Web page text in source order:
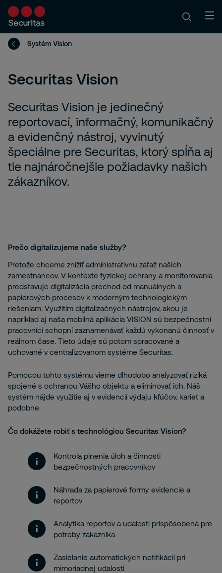
Systém Vision
Securitas Vision
Securitas Vision je jedinečný
reportovací, informačný, komunikačný
a evidenčný nástroj, vyvinutý
špeciálne pre Securitas, ktorý spĺňa aj
tie najnáročnejšie požiadavky našich
zákazníkov.
Prečo digitalizujeme naše služby?
Pretože chceme znížiť administratívnu záťaž našich
zamestnancov. V kontexte fyzickej ochrany a monitorovania
predstavuje digitalizácia prechod od manuálnych a
papierových procesov k moderným technologickým
riešeniam. Využitím digitalizačných nástrojov, akou je
napríklad aj naša mobilná aplikácia VISION sú bezpečnostní
pracovníci schopní zaznamenávať každú vykonanú činnosť v
reálnom čase. Tieto údaje sú potom spracované a
uchované v centralizovanom systéme Securitas.
Pomocou tohto systému vieme dlhodobo analyzovať riziká
spojené s ochranou Vášho objektu a eliminovať ich. Náš
systém nájde využitie aj v evidencií výdaju kľúčov, kariet a
podobne.
Čo dokážete robiť s technológiou Securitas Vision?
Kontrola plnenia úloh a činnosti
bezpečnostných pracovníkov
Náhrada za papierové formy evidencie a
reportov
Analytika reportov a udalostí prispôsobená pre
potreby zákazníka
Zasielanie automatických notifikácií pri
mimoriadnej udalosti